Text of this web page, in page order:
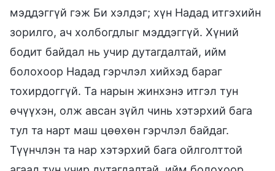
мэддэггүй гэж Би хэлдэг; хүн Надад итгэхийн
зорилго, ач холбогдлыг мэддэггүй. Хүний
бодит байдал нь учир дутагдалтай, ийм
болохоор Надад гэрчлэл хийхэд бараг
тохирдоггүй. Та нарын жинхэнэ итгэл тун
өчүүхэн, олж авсан зүйл чинь хэтэрхий бага
тул та нарт маш цөөхөн гэрчлэл байдаг.
Түүнчлэн та нар хэтэрхий бага ойлголттой